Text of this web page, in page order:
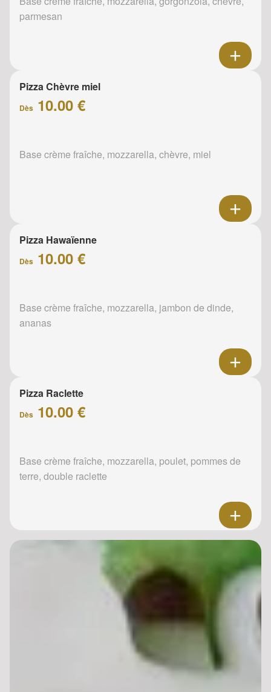
parmesan
Pizza Chèvre miel
Dès 10.00 €
Base crème fraîche, mozzarella, chèvre, miel
Pizza Hawaïenne
Dès 10.00 €
Base crème fraîche, mozzarella, jambon de dinde,
ananas
Pizza Raclette
Dès 10.00 €
Base crème fraîche, mozzarella, poulet, pommes de
terre, double raclette